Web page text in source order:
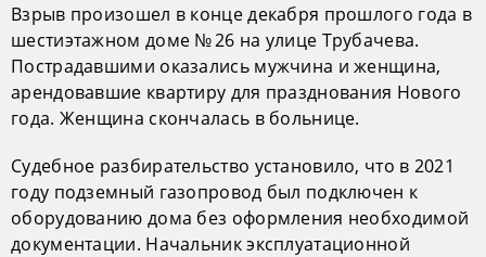
Взрыв произошел в конце декабря прошлого года в
шестиэтажном доме № 26 на улице Трубачева.
Пострадавшими оказались мужчина и женщина,
арендовавшие квартиру для празднования Нового
года. Женщина скончалась в больнице.
Судебное разбирательство установило, что в 2021
году подземный газопровод был подключен к
оборудованию дома без оформления необходимой
документации. Начальник эксплуатационной